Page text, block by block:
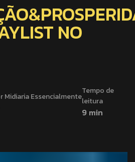
NO
Midiaria Essencialmente
Tempo de
leitura
9 min